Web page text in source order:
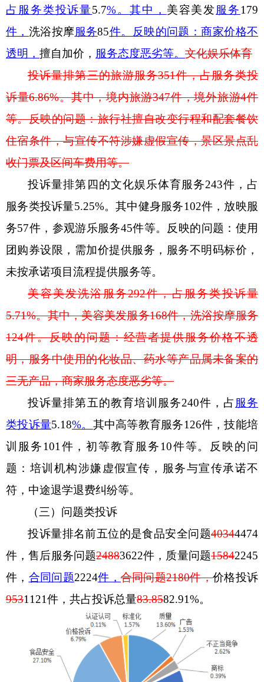
占服务类投诉量5.7%。其中， 美容美发服务179
件， 洗浴按摩服务85件。反映的问题 ：商家价格不
透明， 擅自加价， 服务态度恶劣等。 文化娱乐体育
投诉量排第三的旅游服务351件，占服务类投
诉量6.86%。其中，境内旅游347件，境外旅游4件
等。反映的问题：旅行社擅自改变行程和配套餐饮
住宿条件，与宣传不符涉嫌虚假宣传，景区景点乱
收门票及区间车费用等。
投诉量排第四的文化娱乐体育服务243件，占
服务类投诉量5.25%。其中健身服务102件，放映服
务57件， 参观游乐服务45件等。反映的问题：使用
团购券设限，需加价提供服务，服务不明码标价，
未按承诺项目流程提供服务等。
美容美发洗浴服务292件，占服务类投诉量
5.71%。其中，美容美发服务168件，洗浴按摩服务
124件。反映的问题：经营者提供服务价格不透
明，服务中使用的化妆品、药水等产品属未备案的
三无产品，商家服务态度恶劣等。
投诉量排第五的教育培训服务240件，占 服务
类投诉量5.18%。 其中高等教育服务126件，技能培
训服务101 件，初等教育服务10件等。反映的问
题：培训机构涉嫌虚假宣传，服务与宣传承诺不
符，中途退学退费纠纷等。
（三）问题类投诉
投诉量排名前五位的是食品安全问题40344474
件，售后服务问题24883622件，质量问题15842245
件， 合同问题2224件，合同问题2180件，价格投诉
9531121件，共占投诉总量83.8582.91%。